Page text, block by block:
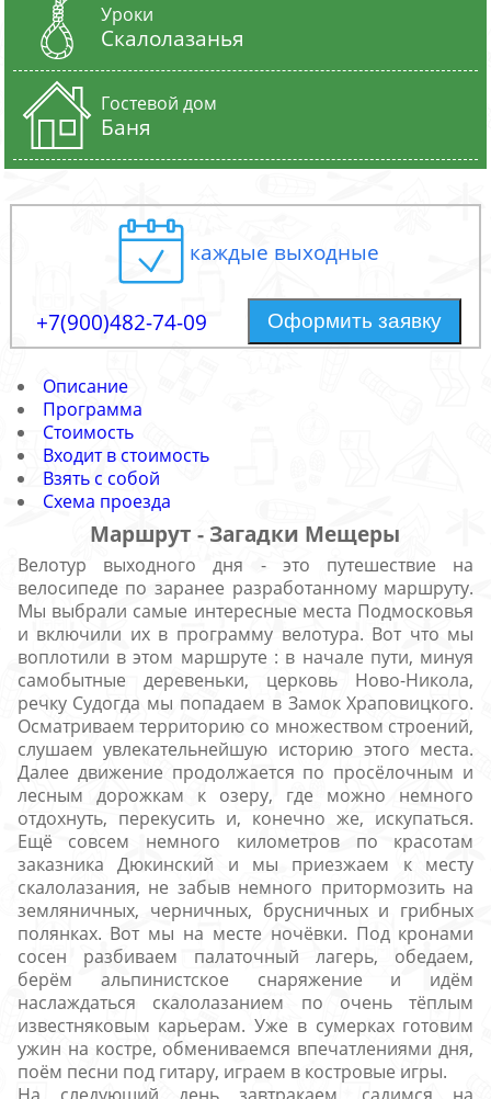
Уроки
Cкалолазанья
Гостевой дом
Баня
каждые выходные
+7(900)482-74-09 Оформить заявку
Описание
Программа
Стоимость
Входит в стоимость
Взять с собой
Схема проезда
Маршрут - Загадки Мещеры
Велотур выходного дня - это путешествие на
велосипеде по заранее разработанному маршруту.
Мы выбрали самые интересные места Подмосковья
и включили их в программу велотура. Вот что мы
воплотили в этом маршруте : в начале пути, минуя
самобытные деревеньки, церковь Ново-Никола,
речку Судогда мы попадаем в Замок Храповицкого.
Осматриваем территорию со множеством строений,
слушаем увлекательнейшую историю этого места.
Далее движение продолжается по просёлочным и
лесным дорожкам к озеру, где можно немного
отдохнуть, перекусить и, конечно же, искупаться.
Ещё совсем немного километров по красотам
заказника Дюкинский и мы приезжаем к месту
скалолазания, не забыв немного притормозить на
земляничных, черничных, брусничных и грибных
полянках. Вот мы на месте ночёвки. Под кронами
сосен разбиваем палаточный лагерь, обедаем,
берём альпинистское снаряжение и идём
наслаждаться скалолазанием по очень тёплым
известняковым карьерам. Уже в сумерках готовим
ужин на костре, обмениваемся впечатлениями дня,
поём песни под гитару, играем в костровые игры.